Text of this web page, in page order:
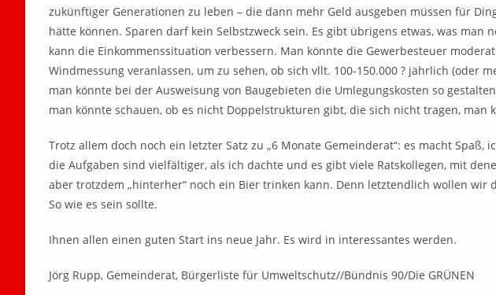
zukünftiger Generationen zu leben – die dann mehr Geld ausgeben müssen für
hätte können. Sparen darf kein Selbstzweck sein. Es gibt übrigens etwas, was man
kann die Einkommenssituation verbessern. Man könnte die Gewerbesteuer
Windmessung veranlassen, um zu sehen, ob sich vllt. 100-150.000 ? jährlich (oder
man könnte bei der Ausweisung von Baugebieten die Umlegungskosten so
man könnte schauen, ob es nicht Doppelstrukturen gibt, die sich nicht tragen, man
Trotz allem doch noch ein letzter Satz zu „6 Monate Gemeinderat“: es macht
die Aufgaben sind vielfältiger, als ich dachte und es gibt viele Ratskollegen, mit
aber trotzdem „hinterher“ noch ein Bier trinken kann. Denn letztendlich wollen wir
So wie es sein sollte.
Ihnen allen einen guten Start ins neue Jahr. Es wird in interessantes werden.
Jörg Rupp, Gemeinderat, Bürgerliste für Umweltschutz//Bündnis 90/Die GRÜNEN